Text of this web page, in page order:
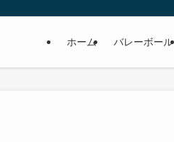
ホーム バレーボール